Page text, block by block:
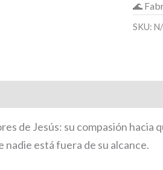
🌊
SKU:
de Jesús: su compasión hacia
está fuera de su alcance.